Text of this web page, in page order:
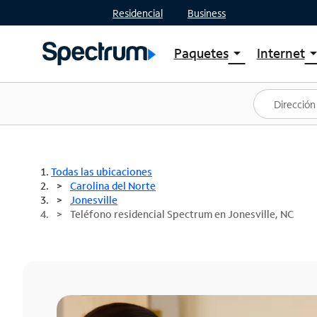
Residencial Business
Paquetesarrow_drop_down
Ver paquetes
Spectrum One
Mejores ofertas
Internetarrow_drop_down
Planes
Todas las ubicaciones
Carolina del Norte
Jonesville
Teléfono residencial Spectrum en Jonesville, NC